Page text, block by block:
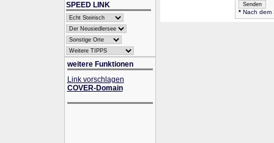
SPEED LINK
weitere Funktionen
Link vorschlagen
COVER-Domain
*Nach dem